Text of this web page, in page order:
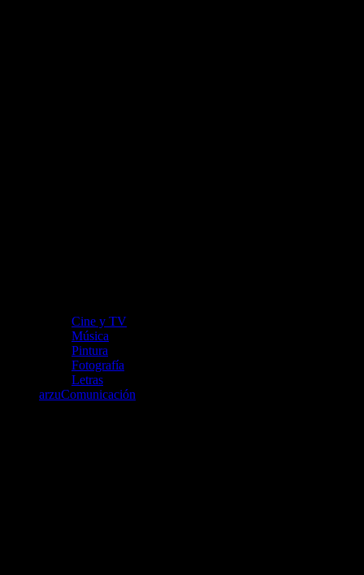
Cine y TV
Música
Pintura
Fotografía
Letras
arzuComunicación